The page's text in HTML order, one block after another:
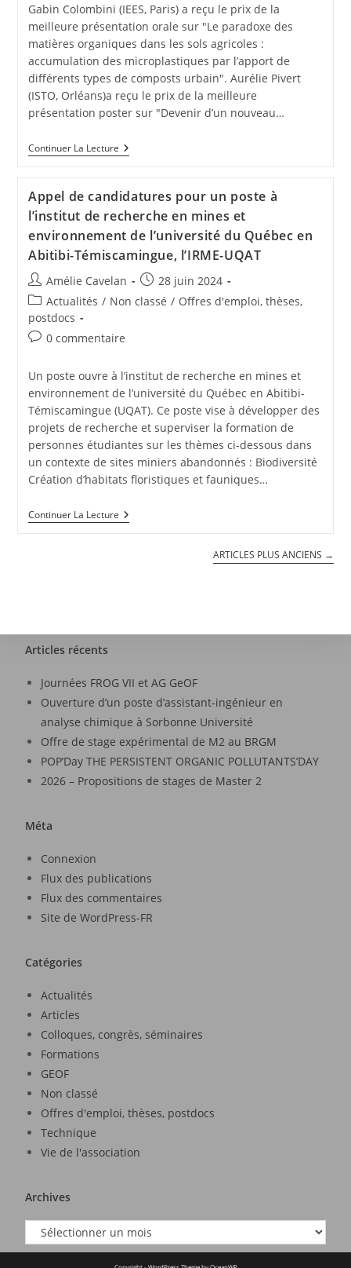
Gabin Colombini (IEES, Paris) a reçu le prix de la
meilleure présentation orale sur "Le paradoxe des
matières organiques dans les sols agricoles :
accumulation des microplastiques par l’apport de
différents types de composts urbain". Aurélie Pivert
(ISTO, Orléans)a reçu le prix de la meilleure
présentation poster sur "Devenir d’un nouveau…
Continuer La Lecture
Appel de candidatures pour un poste à
l’institut de recherche en mines et
environnement de l’université du Québec en
Abitibi-Témiscamingue, l’IRME-UQAT
Amélie Cavelan
28 juin 2024
Actualités / Non classé / Offres d'emploi, thèses,
postdocs
0 commentaire
Un poste ouvre à l’institut de recherche en mines et
environnement de l’université du Québec en Abitibi-
Témiscamingue (UQAT). Ce poste vise à développer des
projets de recherche et superviser la formation de
personnes étudiantes sur les thèmes ci-dessous dans
un contexte de sites miniers abandonnés : Biodiversité
Création d’habitats floristiques et fauniques…
Continuer La Lecture
ARTICLES PLUS ANCIENS →
Articles récents
Journées FROG VII et AG GeOF
Ouverture d’un poste d’assistant-ingénieur en
analyse chimique à Sorbonne Université
Offre de stage expérimental de M2 au BRGM
POP’Day THE PERSISTENT ORGANIC POLLUTANTS’DAY
2026 – Propositions de stages de Master 2
Méta
Connexion
Flux des publications
Flux des commentaires
Site de WordPress-FR
Catégories
Actualités
Articles
Colloques, congrès, séminaires
Formations
GEOF
Non classé
Offres d'emploi, thèses, postdocs
Technique
Vie de l'association
Archives